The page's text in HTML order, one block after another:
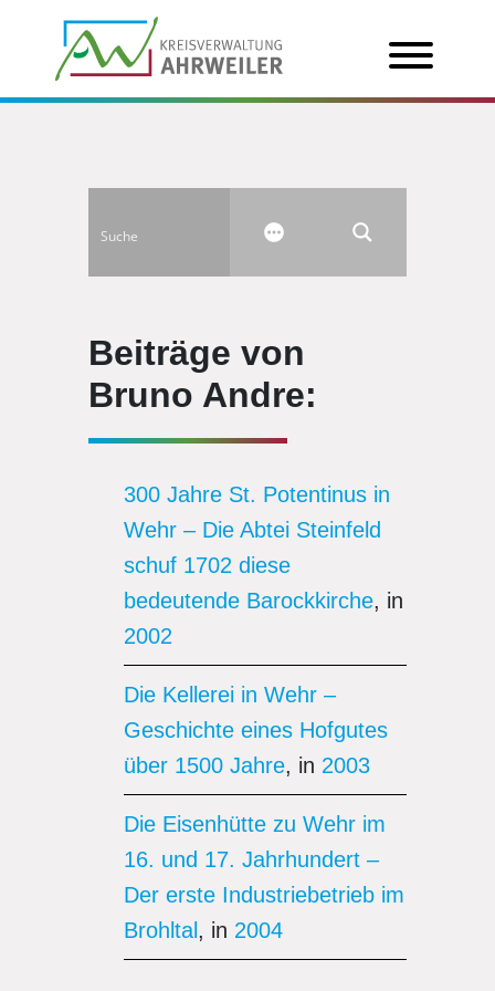
Beiträge von
Bruno Andre:
300 Jahre St. Potentinus in
Wehr – Die Abtei Steinfeld
schuf 1702 diese
bedeutende Barockkirche, in
2002
Die Kellerei in Wehr –
Geschichte eines Hofgutes
über 1500 Jahre, in 2003
Die Eisenhütte zu Wehr im
16. und 17. Jahrhundert –
Der erste Industriebetrieb im
Brohltal , in 2004